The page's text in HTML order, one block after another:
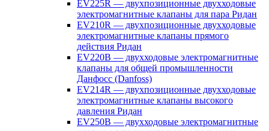
EV225R — двухпозиционные двухходовые
электромагнитные клапаны для пара Ридан
EV210R — двухпозиционные двухходовые
электромагнитные клапаны прямого
действия Ридан
EV220B — двухходовые электромагнитные
клапаны для общей промышленности
Данфосс (Danfoss)
EV214R — двухпозиционные двухходовые
электромагнитные клапаны высокого
давления Ридан
EV250B — двухходовые электромагнитные